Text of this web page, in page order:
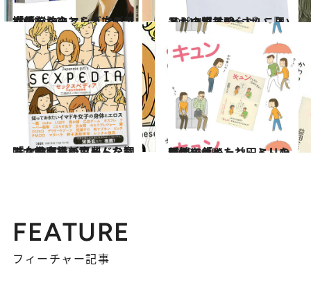
2014.3.30
「煩悩」のとらえ方の男女差を坊主マンガはどう描いたか？
カルチャー 2014.4.2
メガネ男子×どさんこ男子 超甘酸っぱい『いとしの猫っ毛』
カルチャー
2014.3.12
「女女官」ってどんな意味？性の最新ワードを知る女子必携の事典
カルチャー 2013.9.15
男性に「キュン」とした瞬間を集めた益田ミリの新エッセイ
カルチャー
FEATURE
フィーチャー記事